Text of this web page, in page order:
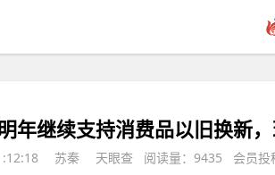
年继续支持消费品以旧换新
苏秦 天眼查 阅读量：9435 会员投